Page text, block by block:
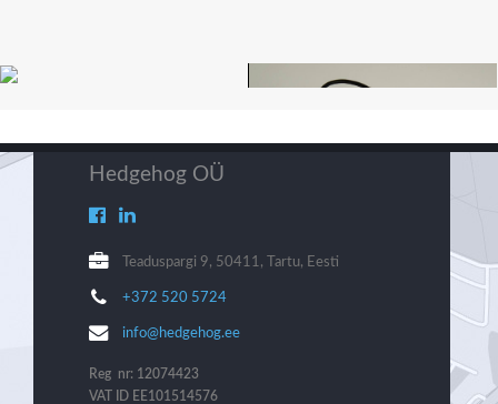
Hedgehog OÜ
Teaduspargi 9, 50411, Tartu, Eesti
+372 520 5724
info@hedgehog.ee
Reg nr: 12074423
VAT ID EE101514576